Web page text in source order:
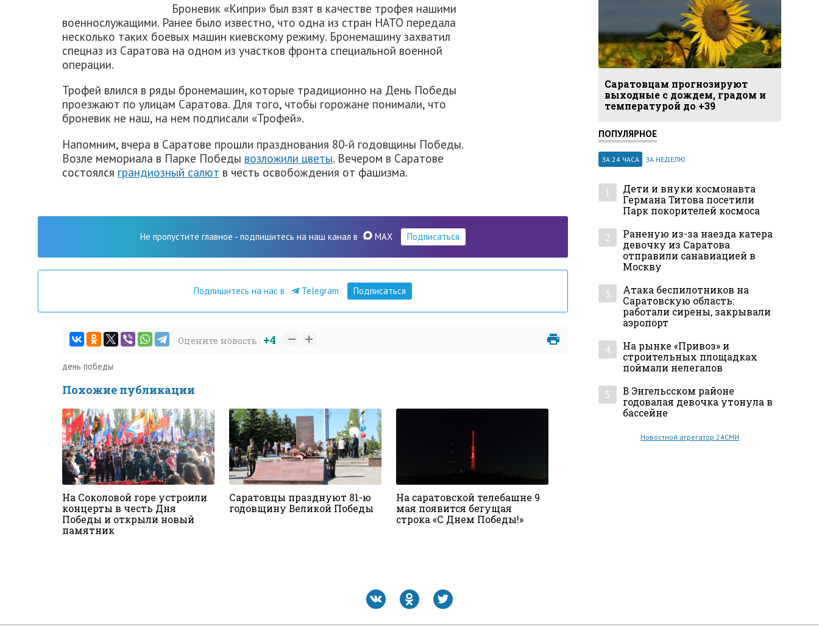
Броневик «Кипри» был взят в качестве трофея нашими
военнослужащими. Ранее было известно, что одна из стран НАТО передала
несколько таких боевых машин киевскому режиму. Бронемашину захватил
спецназ из Саратова на одном из участков фронта специальной военной
операции.
Трофей влился в ряды бронемашин, которые традиционно на День Победы
проезжают по улицам Саратова. Для того, чтобы горожане понимали, что
броневик не наш, на нем подписали «Трофей».
Напомним, вчера в Саратове прошли празднования 80-й годовщины Победы.
Возле мемориала в Парке Победы возложили цветы. Вечером в Саратове
состоялся грандиозный салют в честь освобождения от фашизма.
Не пропустите главное - подпишитесь на наш канал в MAX Подписаться
Подпишитесь на нас в Telegram Подписаться
Оцените новость +4
день победы
Похожие публикации
На Соколовой горе устроили
концерты в честь Дня
Победы и открыли новый
памятник
Саратовцы празднуют 81-ю
годовщину Великой Победы
На саратовской телебашне 9
мая появится бегущая
строка «С Днем Победы!»
Саратовцам прогнозируют
выходные с дождем, градом и
температурой до +39
ПОПУЛЯРНОЕ
ЗА 24 ЧАСА ЗА НЕДЕЛЮ
1
Дети и внуки космонавта
Германа Титова посетили
Парк покорителей космоса
2
Раненую из-за наезда катера
девочку из Саратова
отправили санавиацией в
Москву
3
Атака беспилотников на
Саратовскую область:
работали сирены, закрывали
аэропорт
4
На рынке «Привоз» и
строительных площадках
поймали нелегалов
5
В Энгельсском районе
годовалая девочка утонула в
бассейне
Новостной агрегатор 24СМИ